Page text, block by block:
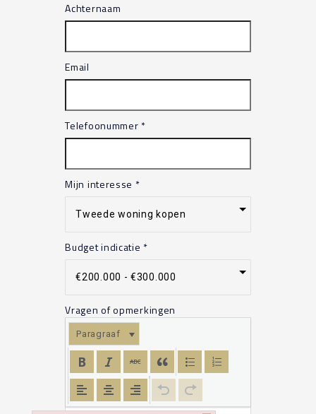
Achternaam
Email
Telefoonummer *
Mijn interesse *
Budget indicatie *
Vragen of opmerkingen
Paragraaf